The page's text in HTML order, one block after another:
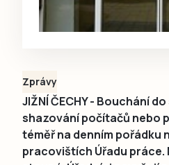
Zprávy
JIŽNÍ ČECHY - Bouchání
shazování počítačů nebo
téměř na denním pořádku
pracovištích Úřadu